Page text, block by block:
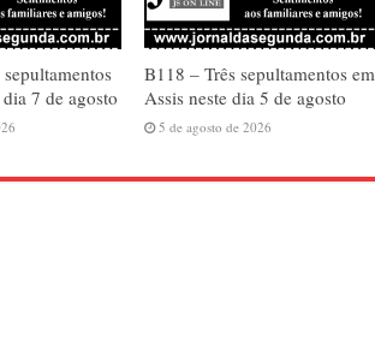
7 de agosto
B118 – Três sepultamentos em
Assis neste dia 5 de agosto
5 de agosto de 2026